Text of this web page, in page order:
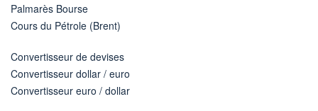
Palmarès Bourse
Cours du Pétrole (Brent)
Convertisseur de devises
Convertisseur dollar / euro
Convertisseur euro / dollar